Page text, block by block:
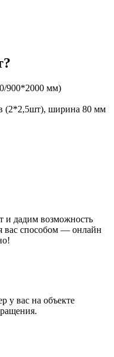
900*2000 мм)
(2*2,5шт), ширина 80 мм
и дадим возможность
вас способом — онлайн
у вас на объекте